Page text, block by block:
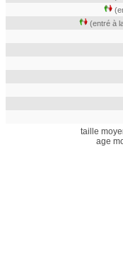
(entré à
taille
age